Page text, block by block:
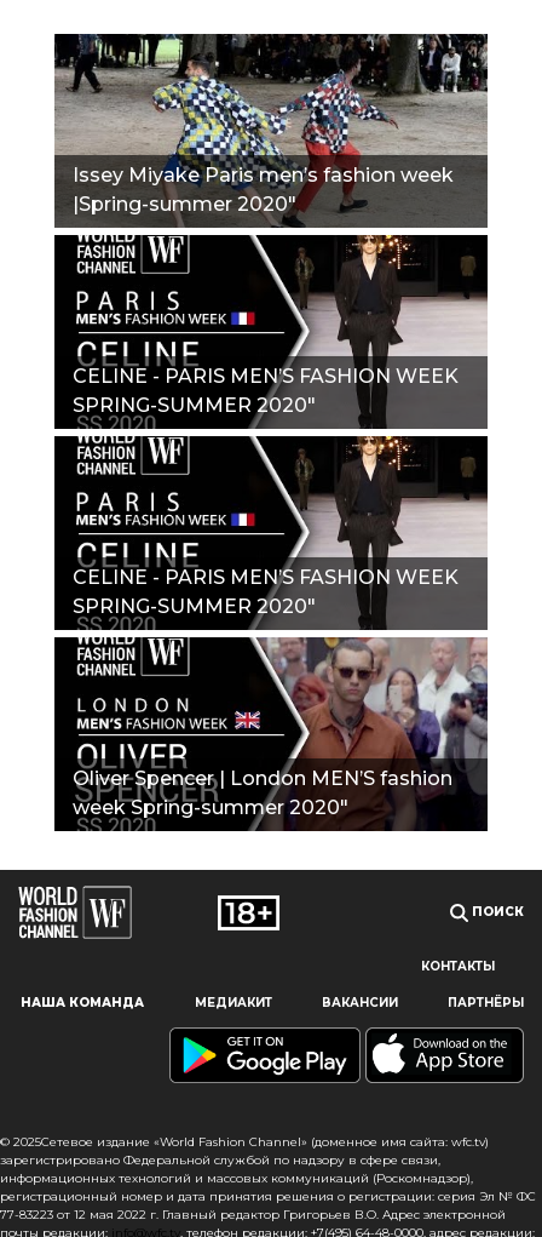
Наш сайт использует файлы cookie и похожие технологии,
пользователям, предоставляя персонализированную
информацию, запоминая предпочтения в области
сайта, вы подтверждаете свое согласие на использование
файлов cookie в соответствии с настоящим уведомлением
в отношении данного типа файлов. Если вы не согласны
с тем, чтобы мы использовали данный тип файлов,
то вы должны соответствующим образом установить
Issey Miyake Paris men’s fashion week
|Spring-summer 2020"
CELINE - PARIS MEN’S FASHION WEEK
SPRING-SUMMER 2020"
CELINE - PARIS MEN’S FASHION WEEK
SPRING-SUMMER 2020"
Oliver Spencer | London MEN’S fashion
week Spring-summer 2020"
ПОИСК
КОНТАКТЫ
НАША КОМАНДА МЕДИАКИТ ВАКАНСИИ ПАРТНЁРЫ
© 2025Сетевое издание «World Fashion Channel» (доменное имя сайта: wfc.tv)
зарегистрировано Федеральной службой по надзору в сфере связи,
информационных технологий и массовых коммуникаций (Роскомнадзор),
регистрационный номер и дата принятия решения о регистрации: серия Эл № ФС
77-83223 от 12 мая 2022 г. Главный редактор Григорьев В.О. Адрес электронной
почты редакции: info@wfc.tv, телефон редакции: +7(495) 64-48-0000, адрес редакции: